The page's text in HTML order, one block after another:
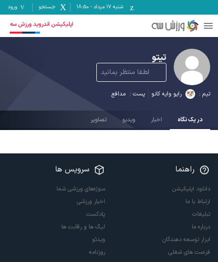
شنبه ۱۷ مرداد -
18:50 جستجو ورود
اپلیکیشن اندروید ورزش سه
تیتو
لطفا منتظر بمانید
تیم : رایو وایه کانو پست : مدافع
در یک نگاه اخبار ویدیو تصاویر
راهنما
دانلود اپلیکیشن
ارتباط با ما
تبلیغات
درباره ما
ابزار توسعه دهندگان
فرصت های شغلی
سرویس ها
سوژه‌های ورزشی شما
اخبار ورزشی
پادکست
لیگ ها و رقابت ها
ویدئو
روزنامه